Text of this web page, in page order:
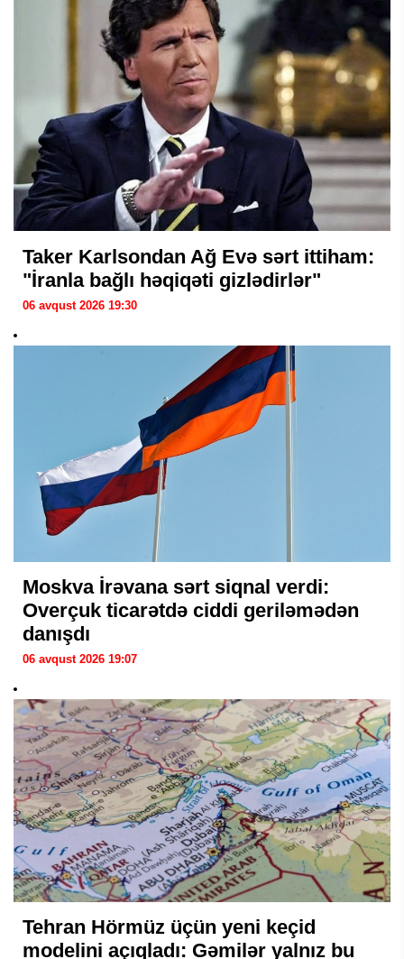
Taker Karlsondan Ağ Evə sərt ittiham:
"İranla bağlı həqiqəti gizlədirlər"
06 avqust 2026 19:30
Moskva İrəvana sərt siqnal verdi:
Overçuk ticarətdə ciddi geriləmədən
danışdı
06 avqust 2026 19:07
Tehran Hörmüz üçün yeni keçid
modelini açıqladı: Gəmilər yalnız bu